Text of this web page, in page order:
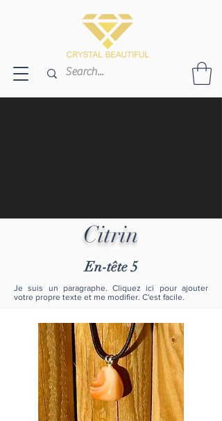
Citrin
En-tête 5
Je suis un paragraphe. Cliquez ici pour ajouter
votre propre texte et me modifier. C'est facile.